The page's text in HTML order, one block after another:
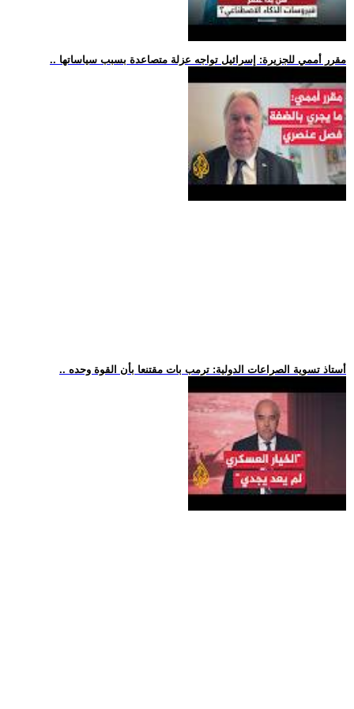
.. مقرر أممي للجزيرة: إسرائيل تواجه عزلة متصاعدة بسبب سياساتها
.. أستاذ تسوية الصراعات الدولية: ترمب بات مقتنعا بأن القوة وحده